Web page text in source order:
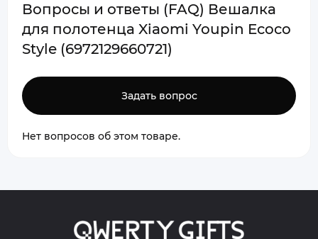
Вопросы и ответы (FAQ) Вешалка
для полотенца Xiaomi Youpin Ecoco
Style (6972129660721)
Задать вопрос
Нет вопросов об этом товаре.